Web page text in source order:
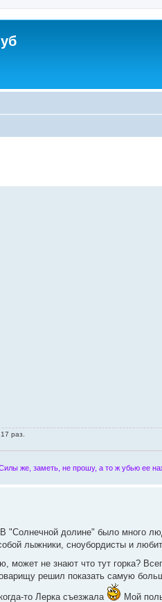
раз.
же, заметь, не прошу, а то ж убью ее
долине" было много
лыжники, сноубордисты и
может не знают что тут горка?
решил показать самую
то Лерка съезжала
Мой